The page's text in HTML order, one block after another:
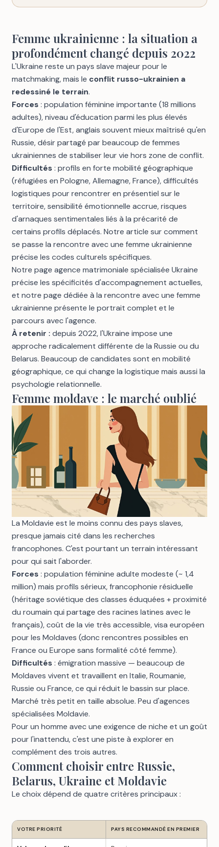
Femme ukrainienne : la situation a
profondément changé depuis 2022
L'Ukraine reste un pays slave majeur pour le
matchmaking, mais le conflit russo-ukrainien a
redessiné le terrain.
Forces : population féminine importante (18 millions
adultes), niveau d'éducation parmi les plus élevés
d'Europe de l'Est, anglais souvent mieux maîtrisé qu'en
Russie, désir partagé par beaucoup de femmes
ukrainiennes de stabiliser leur vie hors zone de conflit.
Difficultés : profils en forte mobilité géographique
(réfugiées en Pologne, Allemagne, France), difficultés
logistiques pour rencontrer en présentiel sur le
territoire, sensibilité émotionnelle accrue, risques
d'arnaques sentimentales liés à la précarité de
certains profils déplacés. Notre article surcomment
se passe la rencontre avec une femme ukrainienne
précise les codes culturels spécifiques.
Notre page agence matrimoniale spécialisée Ukraine
précise les spécificités d'accompagnement actuelles,
et notre page dédiée à la rencontre avec une femme
ukrainienne présente le portrait complet et le
parcours avec l'agence.
À retenir : depuis 2022, l'Ukraine impose une
approche radicalement différente de la Russie ou du
Belarus. Beaucoup de candidates sont en mobilité
géographique, ce qui change la logistique mais aussi la
psychologie relationnelle.
Femme moldave : le marché oublié
La Moldavie est le moins connu des pays slaves,
presque jamais cité dans les recherches
francophones. C'est pourtant un terrain intéressant
pour qui sait l'aborder.
Forces : population féminine adulte modeste (~ 1,4
million) mais profils sérieux, francophonie résiduelle
(héritage soviétique des classes éduquées + proximité
du roumain qui partage des racines latines avec le
français), coût de la vie très accessible, visa européen
pour les Moldaves (donc rencontres possibles en
France ou Europe sans formalité côté femme).
Difficultés : émigration massive — beaucoup de
Moldaves vivent et travaillent en Italie, Roumanie,
Russie ou France, ce qui réduit le bassin sur place.
Marché très petit en taille absolue. Peu d'agences
spécialisées Moldavie.
Pour un homme avec une exigence de niche et un goût
pour l'inattendu, c'est une piste à explorer en
complément des trois autres.
Comment choisir entre Russie,
Belarus, Ukraine et Moldavie
Le choix dépend de quatre critères principaux :
VOTRE PRIORITÉ PAYS RECOMMANDÉ EN PREMIER